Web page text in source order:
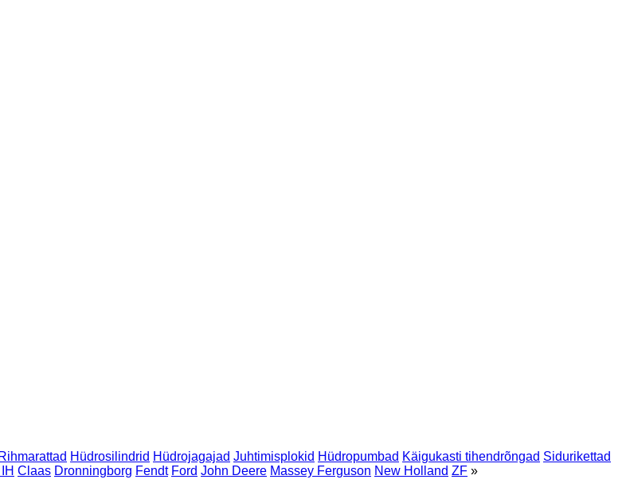
Rihmarattad Hüdrosilindrid Hüdrojagajad Juhtimisplokid Hüdropumbad Käigukasti tihendrõngad Sidurikettad
Claas Dronningborg Fendt Ford John Deere Massey Ferguson New Holland ZF »